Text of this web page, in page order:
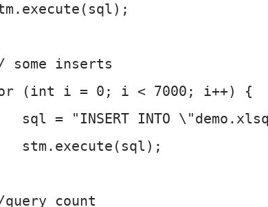
some inserts
(int i = 0; i < 7000; i++) {
sql = "INSERT INTO
stm.execute(sql);
count